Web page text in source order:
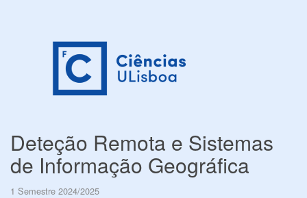
Deteção Remota e Sistemas
de Informação Geográfica
1 Semestre 2024/2025